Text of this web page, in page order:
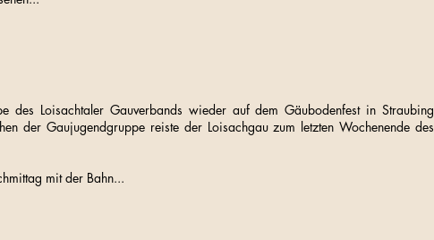
des Loisachtaler Gauverbands wieder auf dem Gäubodenfest in Straubing
der Gaujugendgruppe reiste der Loisachgau zum letzten Wochenende des
mit der Bahn...